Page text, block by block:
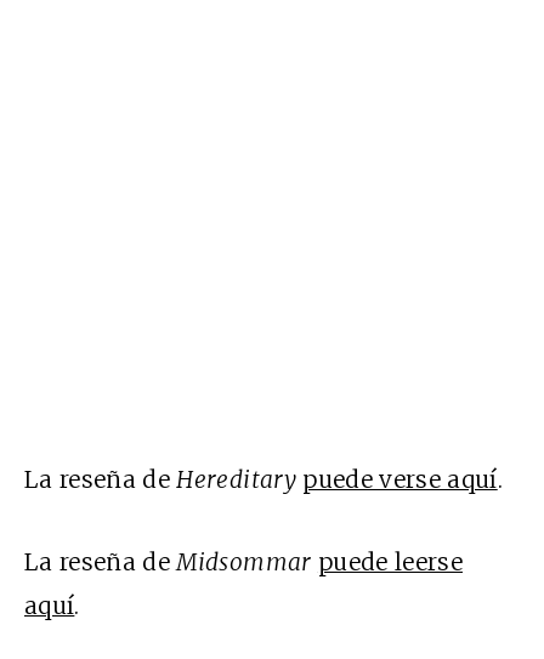
La reseña deHereditary puede verse aquí.
La reseña deMidsommar puede leerse
aquí.